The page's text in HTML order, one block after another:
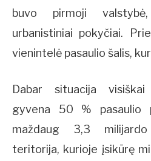
buvo pirmoji
urbanistiniai pokyčiai.
vienintelė pasaulio šalis,
Dabar situacija
gyvena 50 % pasaulio
maždaug 3,3
teritorija, kurioje įsikūrę